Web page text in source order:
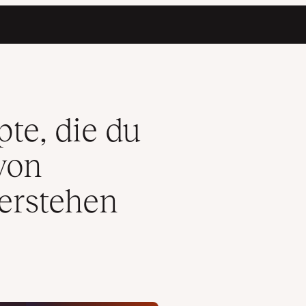
Themes verstehen musst
die du